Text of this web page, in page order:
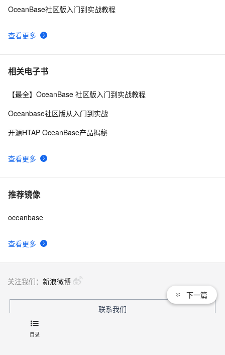
目录
查看更多
OceanBase社区版入门到实战教程
相关电子书
查看更多
【最全】OceanBase 社区版入门到实战教程
Oceanbase社区版从入门到实战
开源HTAP OceanBase产品揭秘
推荐镜像
查看更多
oceanbase
下一篇
关注我们： 新浪微博
联系我们
开发者社区